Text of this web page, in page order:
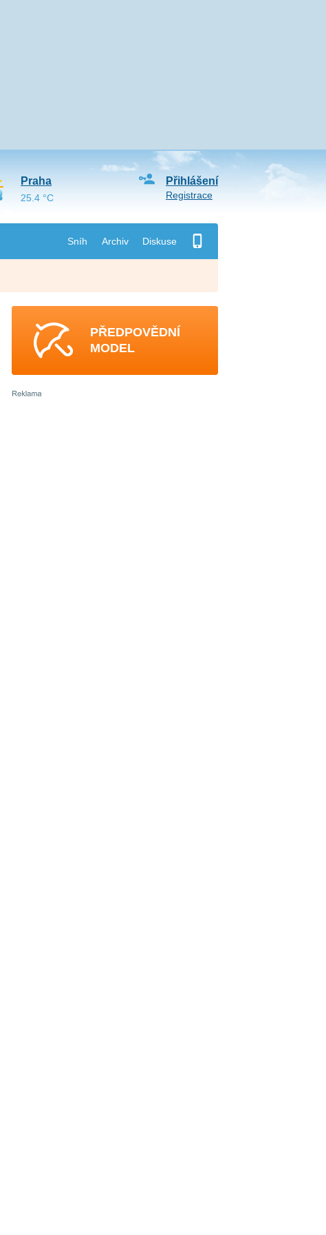
Sníh Archiv Diskuse
Přihlášení
Registrace
Praha
25.4 °C
PŘEDPOVĚDNÍ
MODEL